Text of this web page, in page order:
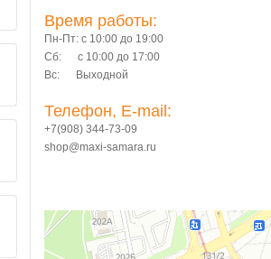
Время работы:
Пн-Пт: с 10:00 до 19:00
Сб: с 10:00 до 17:00
Вс: Выходной
Телефон, E-mail:
+7(908) 344-73-09
shop@maxi-samara.ru